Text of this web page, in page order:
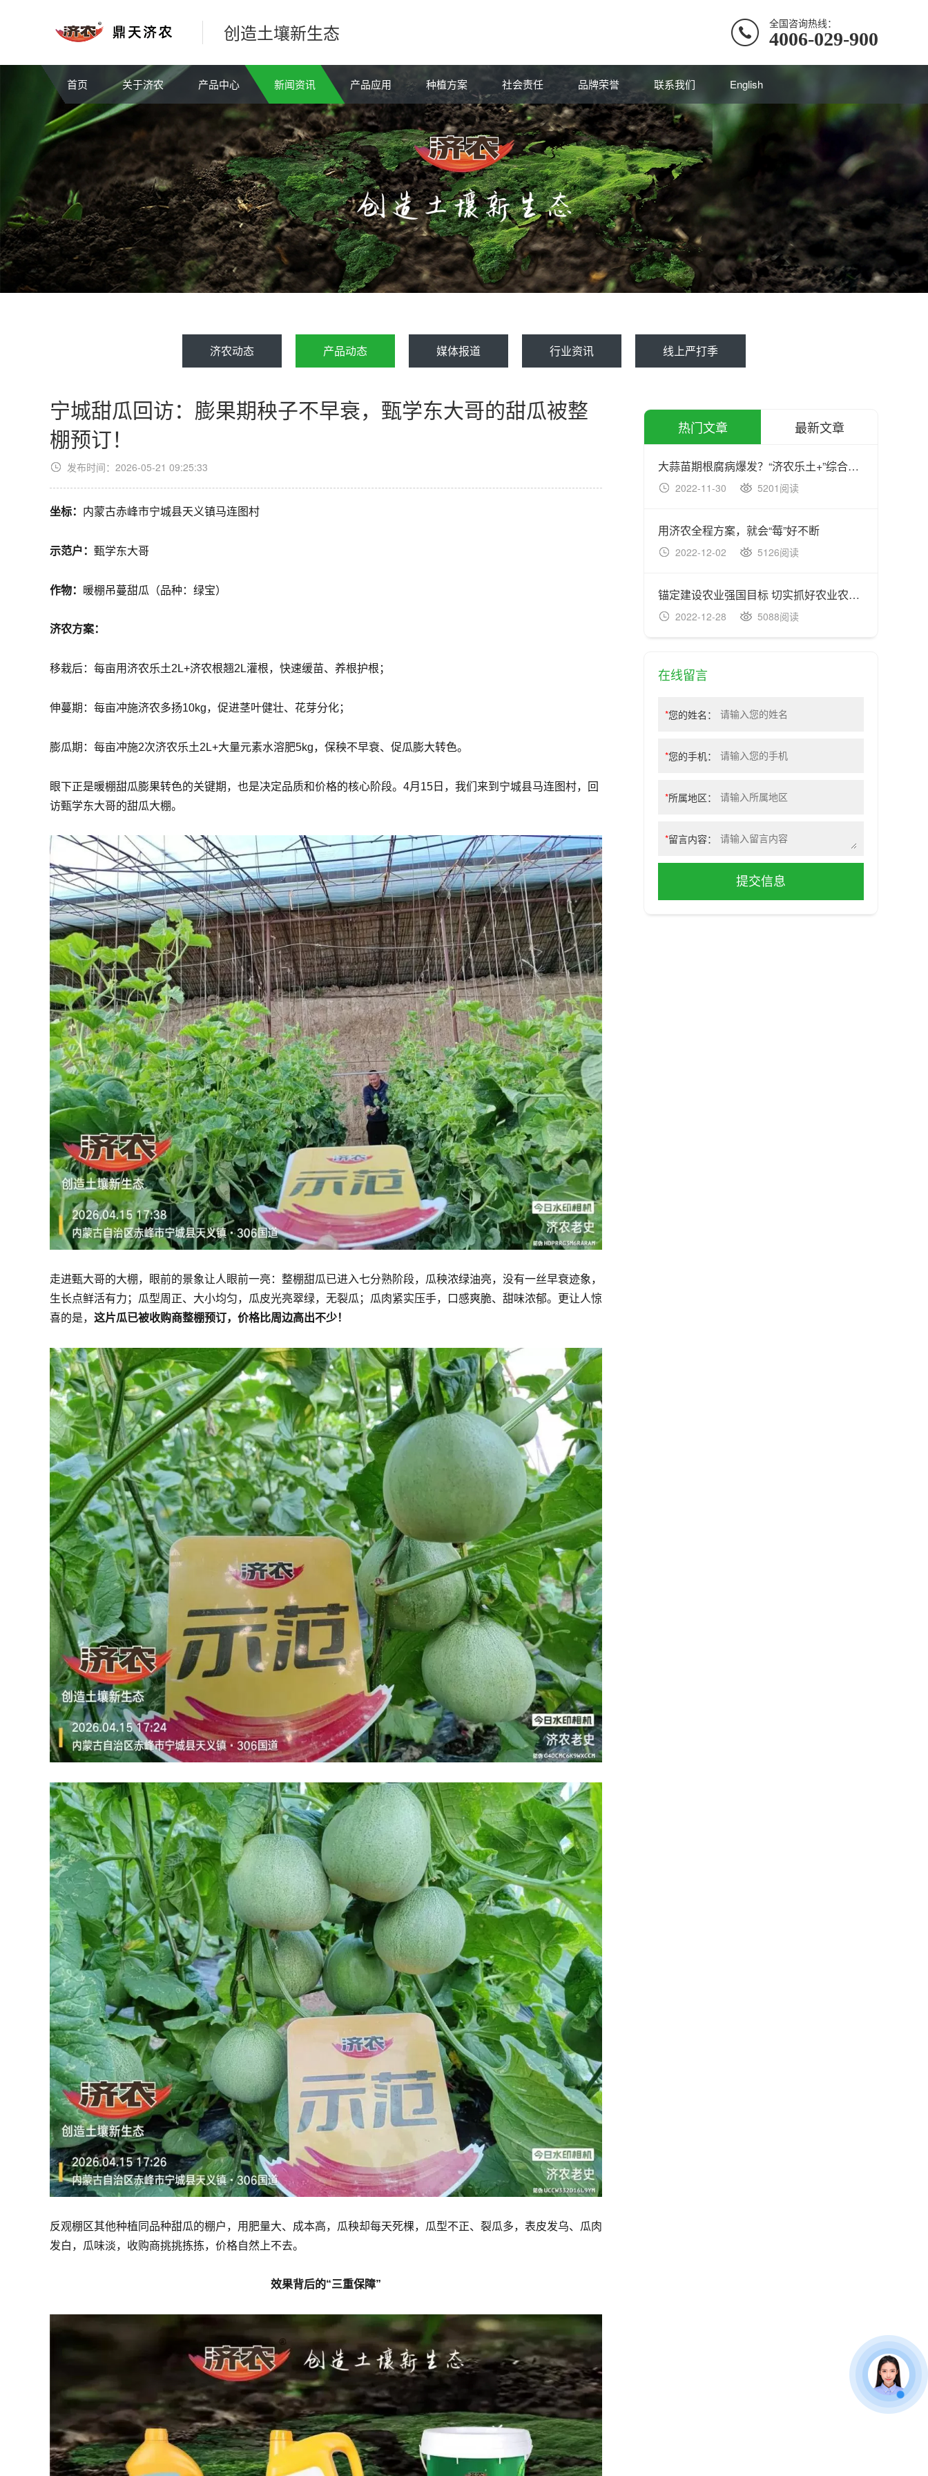
创造土壤新生态 全国咨询热线：
4006-029-900
首页 关于济农 产品中心 新闻资讯 产品应用 种植方案 社会责任 品牌荣誉 联系我们 English
济农动态 产品动态 媒体报道 行业资讯 线上严打季
宁城甜瓜回访：膨果期秧子不早衰，甄学东大哥的甜瓜被整
棚预订！
发布时间：2026-05-21 09:25:33
坐标： 内蒙古赤峰市宁城县天义镇马连图村
示范户： 甄学东大哥
作物： 暖棚吊蔓甜瓜（品种：绿宝）
济农方案：
移栽后：每亩用济农乐土2L+济农根翘2L灌根，快速缓苗、养根护根；
伸蔓期：每亩冲施济农多扬10kg，促进茎叶健壮、花芽分化；
膨瓜期：每亩冲施2次济农乐土2L+大量元素水溶肥5kg，保秧不早衰、促瓜膨大转色。
眼下正是暖棚甜瓜膨果转色的关键期，也是决定品质和价格的核心阶段。4月15日，我们来到宁城县马连图村，回
访甄学东大哥的甜瓜大棚。
走进甄大哥的大棚，眼前的景象让人眼前一亮：整棚甜瓜已进入七分熟阶段，瓜秧浓绿油亮，没有一丝早衰迹象，
生长点鲜活有力；瓜型周正、大小均匀，瓜皮光亮翠绿，无裂瓜；瓜肉紧实压手，口感爽脆、甜味浓郁。更让人惊
喜的是， 这片瓜已被收购商整棚预订，价格比周边高出不少！
反观棚区其他种植同品种甜瓜的棚户，用肥量大、成本高，瓜秧却每天死棵，瓜型不正、裂瓜多，表皮发乌、瓜肉
发白，瓜味淡，收购商挑挑拣拣，价格自然上不去。
效果背后的“三重保障”
热门文章 最新文章
大蒜苗期根腐病爆发？“济农乐土+”综合方案防治效果佳
2022-11-30 5201阅读
用济农全程方案，就会“莓”好不断
2022-12-02 5126阅读
锚定建设农业强国目标 切实抓好农业农村工作
2022-12-28 5088阅读
在线留言
*您的姓名：
*您的手机：
*所属地区：
*留言内容：
提交信息